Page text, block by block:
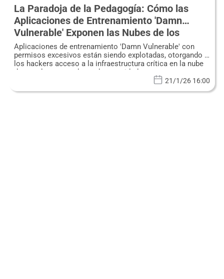
La Paradoja de la Pedagogía: Cómo las
Aplicaciones de Entrenamiento 'Damn
Vulnerable' Exponen las Nubes de los
Proveedores de Seguridad
Aplicaciones de entrenamiento 'Damn Vulnerable' con
permisos excesivos están siendo explotadas, otorgando a
los hackers acceso a la infraestructura crítica en la nube
de grandes proveedores de seguridad.
21/1/26 16:00